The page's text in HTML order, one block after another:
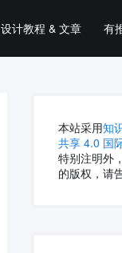
设计教程 & 文章 有
本站采用知
共享 4.0 国
特别注明外
的版权，请